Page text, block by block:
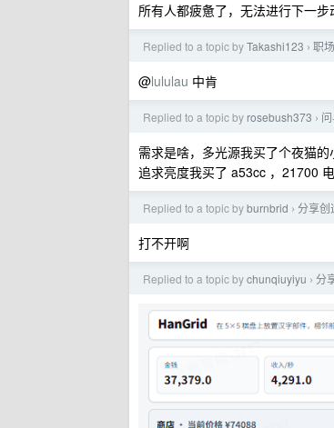
所有人都疲惫了，无法进行下一
Replied to a topic byTakashi123 › 职
@lululau 中肯
Replied to a topic by rosebush373 ›
需求是啥，多光源我买了个夜猫
追求亮度我买了 a53cc ，21700
Replied to a topic byburnbrid › 分享创
打不开啊
Replied to a topic bychunqiuyiyu › 分